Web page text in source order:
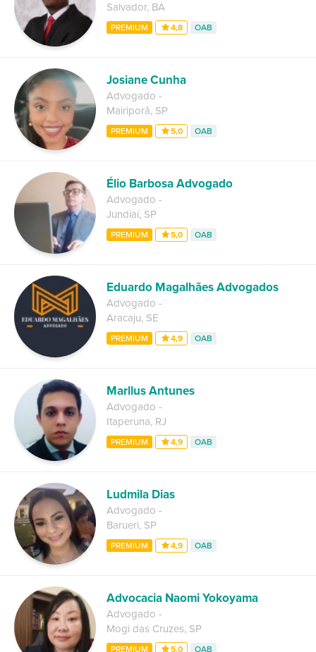
Salvador, BA
PREMIUM 4,8 OAB
Josiane Cunha
Advogado -
Mairiporã, SP
PREMIUM 5,0 OAB
Élio Barbosa Advogado
Advogado -
Jundiaí, SP
PREMIUM 5,0 OAB
Eduardo Magalhães Advogados
Advogado -
Aracaju, SE
PREMIUM 4,9 OAB
Marllus Antunes
Advogado -
Itaperuna, RJ
PREMIUM 4,9 OAB
Ludmila Dias
Advogado -
Barueri, SP
PREMIUM 4,9 OAB
Advocacia Naomi Yokoyama
Advogado -
Mogi das Cruzes, SP
PREMIUM 5,0 OAB